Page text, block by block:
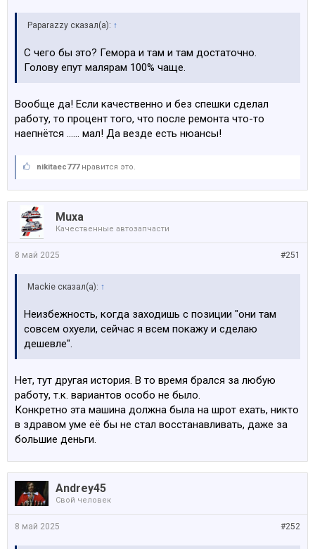
Paparazzy сказал(а): ↑
С чего бы это? Гемора и там и там достаточно.
Голову епут малярам 100% чаще.
Вообще да! Если качественно и без спешки сделал
работу, то процент того, что после ремонта что-то
наепнётся ...... мал! Да везде есть нюансы!
nikitaec777нравится это.
Muxa
Качественные автозапчасти
#251
8 май 2025
Mackie сказал(а): ↑
Неизбежность, когда заходишь с позиции "они там
совсем охуели, сейчас я всем покажу и сделаю
дешевле".
Нет, тут другая история. В то время брался за любую
работу, т.к. вариантов особо не было.
Конкретно эта машина должна была на шрот ехать, никто
в здравом уме её бы не стал восстанавливать, даже за
большие деньги.
Andrey45
Свой человек
#252
8 май 2025